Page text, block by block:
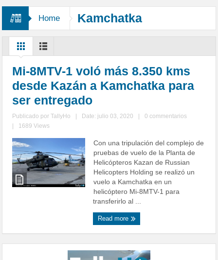
Home Kamchatka
Mi-8MTV-1 voló más 8.350 kms
desde Kazán a Kamchatka para
ser entregado
Publicado porTallyHo Date: julio 03, 2020
0 commentarios
1689 Views
Con una tripulación del complejo de
pruebas de vuelo de la Planta de
Helicópteros Kazan de Russian
Helicopters Holding se realizó un
vuelo a Kamchatka en un
helicóptero Mi-8MTV-1 para
transferirlo al ...
Read more